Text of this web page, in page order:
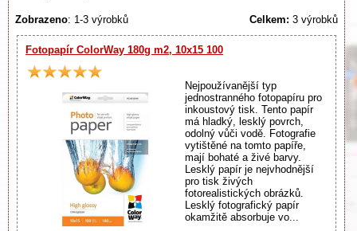
Zobrazeno: 1-3 výrobků Celkem: 3 výrobků
Fotopapír ColorWay 180g m2, 10x15 100
Nejpoužívanější typ
jednostranného fotopapíru pro
inkoustový tisk. Tento papír
má hladký, lesklý povrch,
odolný vůči vodě. Fotografie
vytištěné na tomto papíře,
mají bohaté a živé barvy.
Lesklý papír je nejvhodnější
pro tisk živých
fotorealistických obrázků.
Lesklý fotografický papír
okamžitě absorbuje vo...